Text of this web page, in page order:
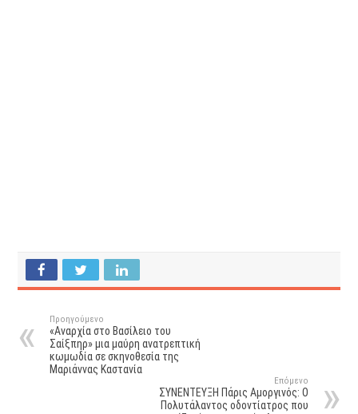
Προηγούμενο
«Αναρχία στο Βασίλειο του
Σαίξπηρ» μια μαύρη ανατρεπτική
κωμωδία σε σκηνοθεσία της
Μαριάννας Καστανία
Επόμενο
ΣΥΝΕΝΤΕΥΞΗ Πάρις Αμοργινός: O
Πολυτάλαντος οδοντίατρος που